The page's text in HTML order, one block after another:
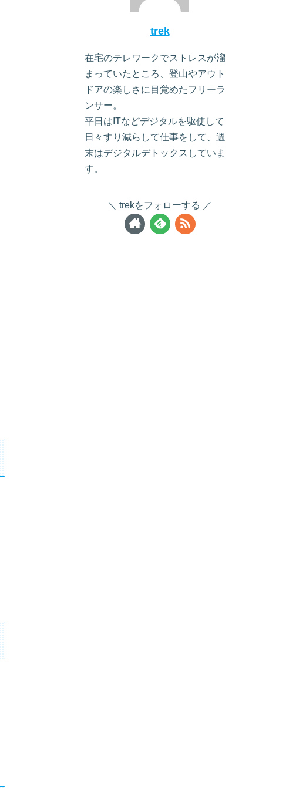
trek
在宅のテレワークでストレスが溜
まっていたところ、登山やアウト
ドアの楽しさに目覚めたフリーラ
ンサー。
平日はITなどデジタルを駆使して
日々すり減らして仕事をして、週
末はデジタルデトックスしていま
す。
trekをフォローする